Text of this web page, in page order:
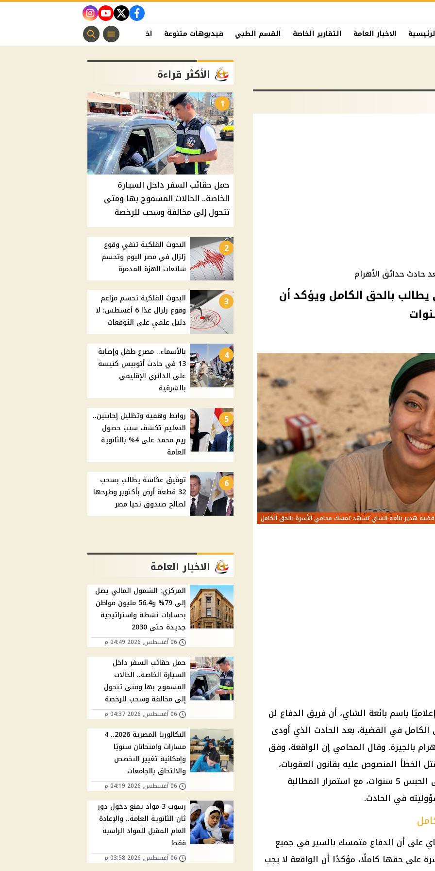
facebook
twitter
youtube
instagram
الاخبار العامة التقارير الخاصة القسم الطبي فيديوهات متنوعة اخبار الفن منوعات مسيحية
حادث حدائق الأهرام
بالحق الكامل ويؤكد أن
قضية هدير بائعة الشاي تشهد تمسك محامي الأسرة بالحق الكامل
باسم بائعة الشاي، أن فريق الدفاع لن
الكامل في القضية، بعد الحادث الذي أودى
بالجيزة. وقال المحامي إن الواقعة، وفق
الخطأ المنصوص عليه بقانون العقوبات،
مشيرًا إلى أن العقوبة قد تصل إلى الحبس 5 سنوات، مع استمرار المطالبة
في الحادث.
على أن الدفاع متمسك بالسير في جميع
على حقها كاملًا، مؤكدًا أن الواقعة لا يجب
الأكثر قراءة
1
حمل حقائب السفر داخل السيارة
الخاصة.. الحالات المسموح بها ومتى
تتحول إلى مخالفة وسحب للرخصة
2
البحوث الفلكية تنفي وقوع
زلزال في مصر اليوم وتحسم
شائعات الهزة المدمرة
3
البحوث الفلكية تحسم مزاعم
وقوع زلزال غدًا 6 أغسطس: لا
دليل علمي على التوقعات
4
بالأسماء.. مصرع طفل وإصابة
13 في حادث أتوبيس كنيسة
على الدائري الإقليمي
بالشرقية
5
روابط وهمية وتظليل إجابتين..
التعليم تكشف سبب حصول
ريم محمد على 4% بالثانوية
العامة
6
توفيق عكاشة يطالب بسحب
32 قطعة أرض بأكتوبر وطرحها
لصالح صندوق تحيا مصر
الاخبار العامة
المركزي: الشمول المالي يصل
إلى 79% و56.4 مليون مواطن
بحسابات نشطة واستراتيجية
جديدة حتى 2030
06 أغسطس, 2026 04:49 م
حمل حقائب السفر داخل
السيارة الخاصة.. الحالات
المسموح بها ومتى تتحول
إلى مخالفة وسحب للرخصة
06 أغسطس, 2026 04:37 م
البكالوريا المصرية 2026.. 4
مسارات وامتحانان سنويًا
وإمكانية تغيير التخصص
والالتحاق بالجامعات
06 أغسطس, 2026 04:19 م
رسوب 3 مواد يمنع دخول دور
ثان الثانوية العامة.. والإعادة
العام المقبل للمواد الراسبة
فقط
06 أغسطس, 2026 03:58 م